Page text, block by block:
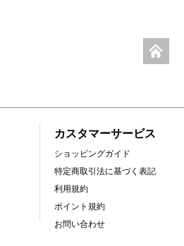
カスタマーサービス
ショッピングガイド
特定商取引法に基づく表記
利用規約
ポイント規約
お問い合わせ